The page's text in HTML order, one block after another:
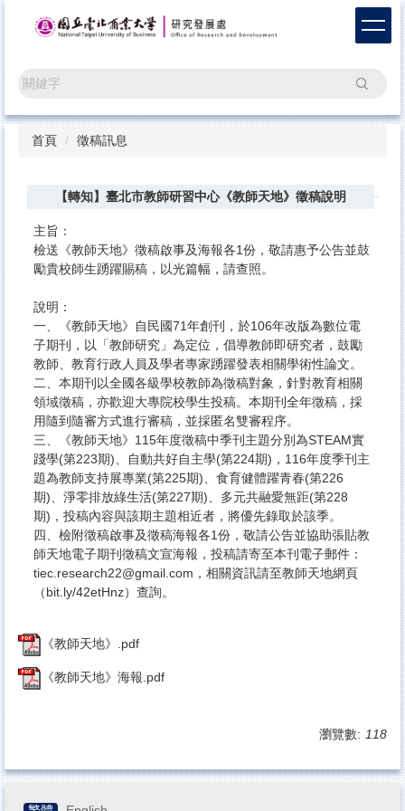
區
搜尋
首頁 徵稿訊息
【轉知】臺北市教師研習中心《教師天地》徵稿說明
主旨：
檢送《教師天地》徵稿啟事及海報各1份，敬請惠予公告並鼓
勵貴校師生踴躍賜稿，以光篇幅，請查照。
說明：
一、《教師天地》自民國71年創刊，於106年改版為數位電
子期刊，以「教師研究」為定位，倡導教師即研究者，鼓勵
教師、教育行政人員及學者專家踴躍發表相關學術性論文。
二、本期刊以全國各級學校教師為徵稿對象，針對教育相關
領域徵稿，亦歡迎大專院校學生投稿。本期刊全年徵稿，採
用隨到隨審方式進行審稿，並採匿名雙審程序。
三、《教師天地》115年度徵稿中季刊主題分別為STEAM實
踐學(第223期)、自動共好自主學(第224期)，116年度季刊主
題為教師支持展專業(第225期)、食育健體躍青春(第226
期)、淨零排放綠生活(第227期)、多元共融愛無距(第228
期)，投稿內容與該期主題相近者，將優先錄取於該季。
四、檢附徵稿啟事及徵稿海報各1份，敬請公告並協助張貼教
師天地電子期刊徵稿文宣海報，投稿請寄至本刊電子郵件：
tiec.research22@gmail.com，相關資訊請至教師天地網頁
（bit.ly/42etHnz）查詢。
《教師天地》.pdf
《教師天地》海報.pdf
瀏覽數: 118